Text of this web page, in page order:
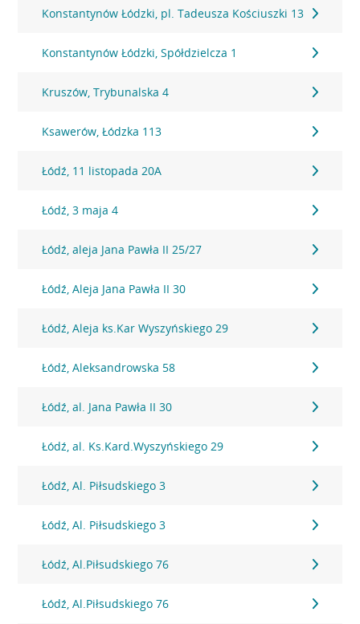
Konstantynów Łódzki, pl. Tadeusza Kościuszki 13
Konstantynów Łódzki, Spółdzielcza 1
Kruszów, Trybunalska 4
Ksawerów, Łódzka 113
Łódź, 11 listopada 20A
Łódź, 3 maja 4
Łódź, aleja Jana Pawła II 25/27
Łódź, Aleja Jana Pawła II 30
Łódź, Aleja ks.Kar Wyszyńskiego 29
Łódź, Aleksandrowska 58
Łódź, al. Jana Pawła II 30
Łódź, al. Ks.Kard.Wyszyńskiego 29
Łódź, Al. Piłsudskiego 3
Łódź, Al. Piłsudskiego 3
Łódź, Al.Piłsudskiego 76
Łódź, Al.Piłsudskiego 76